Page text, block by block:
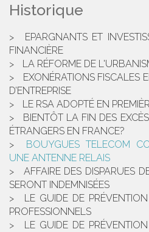
Historique
EPARGNANTS ET
FINANCIÈRE
LA RÉFORME DE
EXONÉRATIONS FISCALES
D’ENTREPRISE
LE RSA ADOPTÉ EN
BIENTÔT LA FIN DES
ÉTRANGERS EN FRANCE?
BOUYGUES TELECOM
UNE ANTENNE RELAIS
AFFAIRE DES DISPARUES
SERONT INDEMNISÉES
LE GUIDE DE
PROFESSIONNELS
LE GUIDE DE